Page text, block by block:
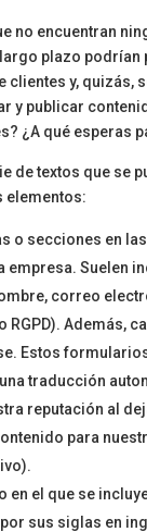
no encuentran
plazo podrían
y, quizás,
y publicar
¿A qué esperas
de textos que se
elementos:
o secciones en
empresa. Suelen
correo
Además,
Estos
traducción
reputación al
para
en el que se
por sus siglas en